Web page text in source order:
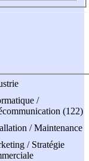
/
(122)
/ Maintenance
/ Stratégie